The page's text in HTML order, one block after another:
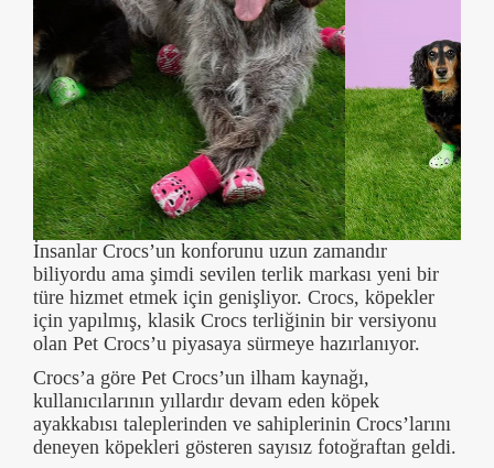
İnsanlar Crocs’un konforunu uzun zamandır
biliyordu ama şimdi sevilen terlik markası yeni bir
türe hizmet etmek için genişliyor. Crocs, köpekler
için yapılmış, klasik Crocs terliğinin bir versiyonu
olan Pet Crocs’u piyasaya sürmeye hazırlanıyor.
Crocs’a göre Pet Crocs’un ilham kaynağı,
kullanıcılarının yıllardır devam eden köpek
ayakkabısı taleplerinden ve sahiplerinin Crocs’larını
deneyen köpekleri gösteren sayısız fotoğraftan geldi.